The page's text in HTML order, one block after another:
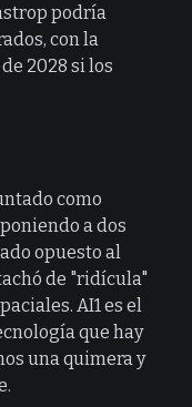
podría
con la
2028 si los
como
a dos
opuesto al
de "ridícula"
AI1 es el
que hay
una quimera y